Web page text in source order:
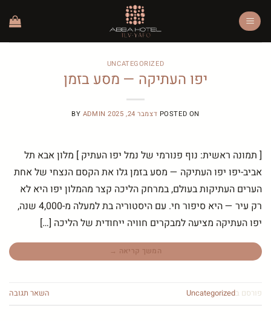
Skip
content
UNCATEGORIZED
יפו העתיקה — מסע בזמן
POSTED ON דצמבר 24, 2025 BY ADMIN
[ תמונה ראשית: נוף פנורמי של נמל יפו העתיק ] מלון אבא תל
אביב-יפו יפו העתיקה — מסע בזמן גלו את הקסם הנצחי של אחת
הערים העתיקות בעולם, במרחק הליכה קצר מהמלון יפו היא לא
רק עיר — היא סיפור חי. עם היסטוריה בת למעלה מ-4,000 שנה,
יפו העתיקה מציעה למבקרים חוויה ייחודית של הליכה […]
המשך קריאה →
פורסם בUncategorized השאר תגובה